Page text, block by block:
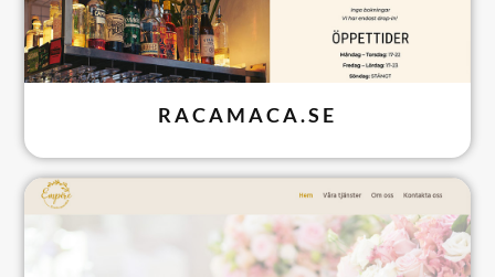
RACAMACA.SE